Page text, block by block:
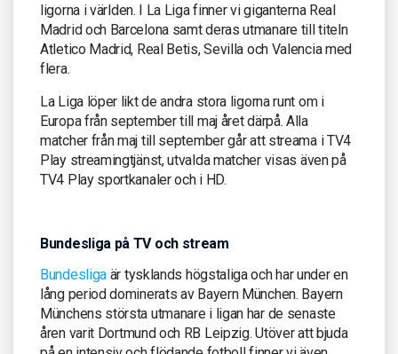
ligorna i världen. I La Liga finner vi giganterna Real
Madrid och Barcelona samt deras utmanare till titeln
Atletico Madrid, Real Betis, Sevilla och Valencia med
flera.
La Liga löper likt de andra stora ligorna runt om i
Europa från september till maj året därpå. Alla
matcher från maj till september går att streama i TV4
Play streamingtjänst, utvalda matcher visas även på
TV4 Play sportkanaler och i HD.
Bundesliga på TV och stream
Bundesliga är tysklands högstaliga och har under en
lång period dominerats av Bayern München. Bayern
Münchens största utmanare i ligan har de senaste
åren varit Dortmund och RB Leipzig. Utöver att bjuda